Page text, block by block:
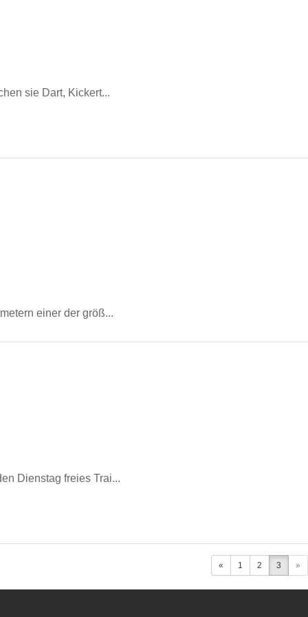
sie Dart, Kickert...
einer der größ...
Dienstag freies Trai...
« 1 2 3 »